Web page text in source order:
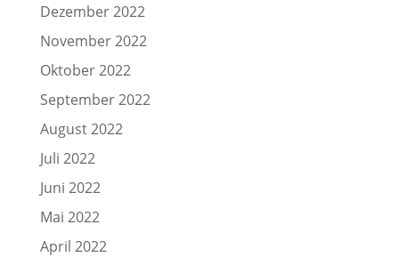
Dezember 2022
November 2022
Oktober 2022
September 2022
August 2022
Juli 2022
Juni 2022
Mai 2022
April 2022